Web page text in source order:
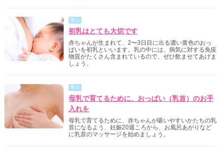
学ぶ
初乳はとても大切です
赤ちゃんが生まれて、2〜3日目に出る濃い黄色のおっ
ぱいを初乳といいます。乳の中には、病気に対する免疫
物質がたくさん含まれているので、ぜひ飲ませてあげま
しょう。
学ぶ
母乳で育てるために、おっぱい（乳首）のお手
入れを
母乳で育てるために、赤ちゃんが吸いやすいかたちの乳
首になるよう、妊娠20週ころから、お風呂あがりなど
に乳首のマッサージを始めましょう。